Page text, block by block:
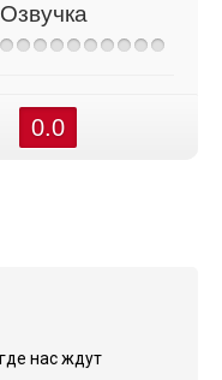
Озвучка
0.0
нас ждут